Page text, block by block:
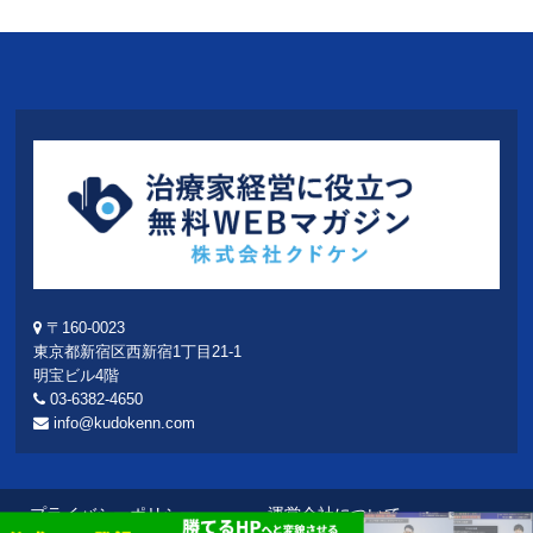
〒160-0023
東京都新宿区西新宿1丁目21-1
明宝ビル4階
03-6382-4650
info@kudokenn.com
プライバシーポリシー 運営会社について